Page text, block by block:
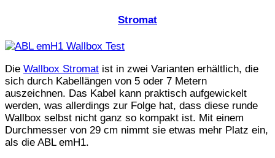
Stromat
Die Wallbox Stromat ist in zwei Varianten erhältlich, die
sich durch Kabellängen von 5 oder 7 Metern
auszeichnen. Das Kabel kann praktisch aufgewickelt
werden, was allerdings zur Folge hat, dass diese runde
Wallbox selbst nicht ganz so kompakt ist. Mit einem
Durchmesser von 29 cm nimmt sie etwas mehr Platz ein,
als die ABL emH1.